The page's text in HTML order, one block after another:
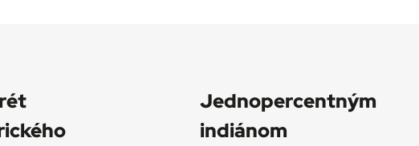
Jednopercentným
indiánom